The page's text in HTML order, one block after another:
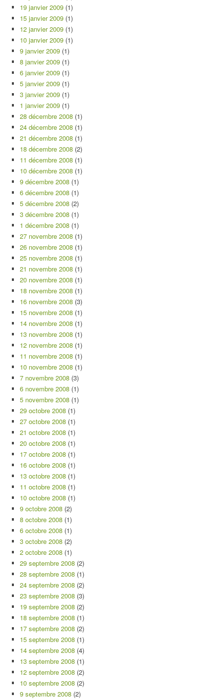
19 janvier 2009 (1)
15 janvier 2009 (1)
12 janvier 2009 (1)
10 janvier 2009 (1)
9 janvier 2009 (1)
8 janvier 2009 (1)
6 janvier 2009 (1)
5 janvier 2009 (1)
3 janvier 2009 (1)
1 janvier 2009 (1)
28 décembre 2008 (1)
24 décembre 2008 (1)
21 décembre 2008 (1)
18 décembre 2008 (2)
11 décembre 2008 (1)
10 décembre 2008 (1)
9 décembre 2008 (1)
6 décembre 2008 (1)
5 décembre 2008 (2)
3 décembre 2008 (1)
1 décembre 2008 (1)
27 novembre 2008 (1)
26 novembre 2008 (1)
25 novembre 2008 (1)
21 novembre 2008 (1)
20 novembre 2008 (1)
18 novembre 2008 (1)
16 novembre 2008 (3)
15 novembre 2008 (1)
14 novembre 2008 (1)
13 novembre 2008 (1)
12 novembre 2008 (1)
11 novembre 2008 (1)
10 novembre 2008 (1)
7 novembre 2008 (3)
6 novembre 2008 (1)
5 novembre 2008 (1)
29 octobre 2008 (1)
27 octobre 2008 (1)
21 octobre 2008 (1)
20 octobre 2008 (1)
17 octobre 2008 (1)
16 octobre 2008 (1)
13 octobre 2008 (1)
11 octobre 2008 (1)
10 octobre 2008 (1)
9 octobre 2008 (2)
8 octobre 2008 (1)
6 octobre 2008 (1)
3 octobre 2008 (2)
2 octobre 2008 (1)
29 septembre 2008 (2)
28 septembre 2008 (1)
24 septembre 2008 (2)
23 septembre 2008 (3)
19 septembre 2008 (2)
18 septembre 2008 (1)
17 septembre 2008 (2)
15 septembre 2008 (1)
14 septembre 2008 (4)
13 septembre 2008 (1)
12 septembre 2008 (2)
10 septembre 2008 (2)
9 septembre 2008 (2)